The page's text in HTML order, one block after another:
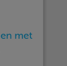
met